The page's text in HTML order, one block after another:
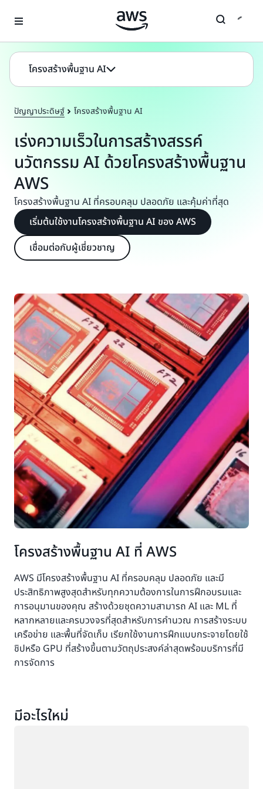
โครงสร้างพื้นฐาน AI
ปัญญาประดิษฐ์ โครงสร้างพื้นฐาน AI
เร่งความเร็วในการสร้างสรรค์
นวัตกรรม AI ด้วยโครงสร้างพื้นฐาน
AWS
โครงสร้างพื้นฐาน AI ที่ครอบคลุม ปลอดภัย และคุ้มค่าที่สุด
เริ่มต้นใช้งานโครงสร้างพื้นฐาน AI ของ AWS
เชื่อมต่อกับผู้เชี่ยวชาญ
โครงสร้างพื้นฐาน AI ที่ AWS
AWS มีโครงสร้างพื้นฐาน AI ที่ครอบคลุม ปลอดภัย และมี
ประสิทธิภาพสูงสุดสำหรับทุกความต้องการในการฝึกอบรมและ
การอนุมานของคุณ สร้างด้วยชุดความสามารถ AI และ ML ที่
หลากหลายและครบวงจรที่สุดสำหรับการคำนวณ การสร้างระบบ
เครือข่าย และพื้นที่จัดเก็บ เรียกใช้งานการฝึกแบบกระจายโดยใช้
ชิปหรือ GPU ที่สร้างขึ้นตามวัตถุประสงค์ล่าสุดพร้อมบริการที่มี
การจัดการ
มีอะไรใหม่